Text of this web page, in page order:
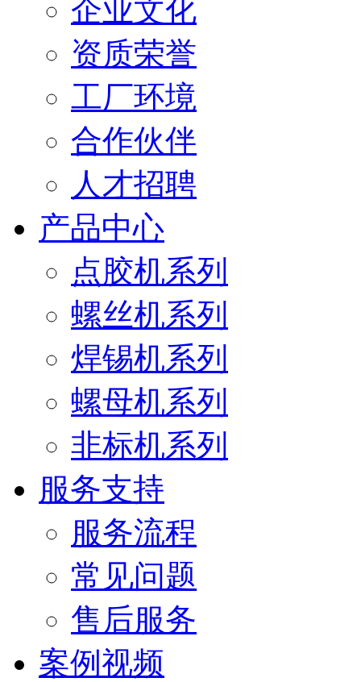
企业文化
资质荣誉
工厂环境
合作伙伴
人才招聘
产品中心
点胶机系列
螺丝机系列
焊锡机系列
螺母机系列
非标机系列
服务支持
服务流程
常见问题
售后服务
案例视频